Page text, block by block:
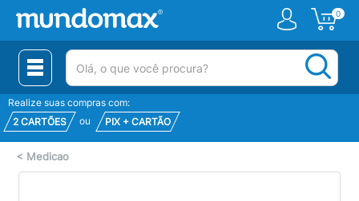
0
(pesquisar)
Realize suas compras com:
2 CARTÕES
ou PIX + CARTÃO
< Medicao